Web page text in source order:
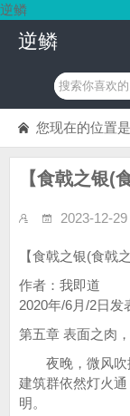
逆鳞
逆鳞
您现在的位置是
【食戟之银(
2023-12-
【食戟之银(食戟
作者：我即道
2020年/6月/2日发
第五章 表面之肉
夜晚，微风吹
建筑群依然灯火通
明。